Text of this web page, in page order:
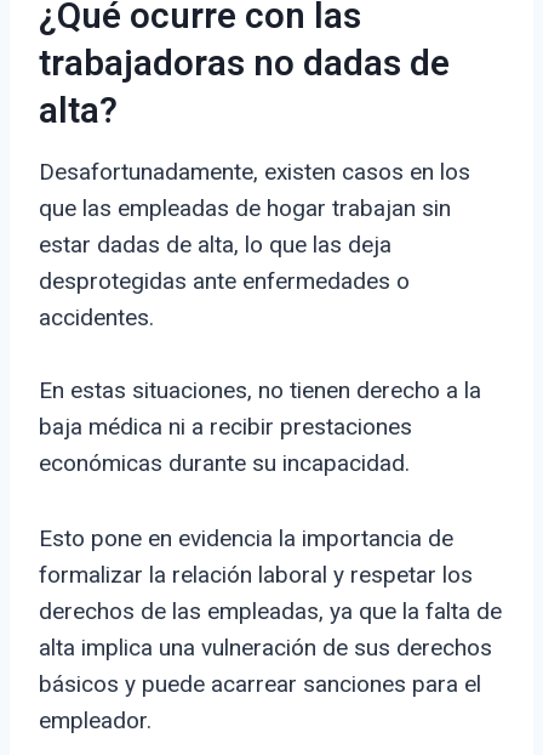
¿Qué ocurre con las
trabajadoras no dadas de
alta?
Desafortunadamente, existen casos en los
que las empleadas de hogar trabajan sin
estar dadas de alta, lo que las deja
desprotegidas ante enfermedades o
accidentes.
En estas situaciones, no tienen derecho a la
baja médica ni a recibir prestaciones
económicas durante su incapacidad.
Esto pone en evidencia la importancia de
formalizar la relación laboral y respetar los
derechos de las empleadas, ya que la falta de
alta implica una vulneración de sus derechos
básicos y puede acarrear sanciones para el
empleador.